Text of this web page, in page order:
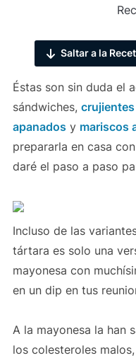
Saltar a la
Éstas son sin duda el
sándwiches,
apanados y mariscos
prepararla en casa
daré el paso a paso
Incluso de las
tártara es solo una
mayonesa con
en un dip en tus
A la mayonesa la han
los colesteroles